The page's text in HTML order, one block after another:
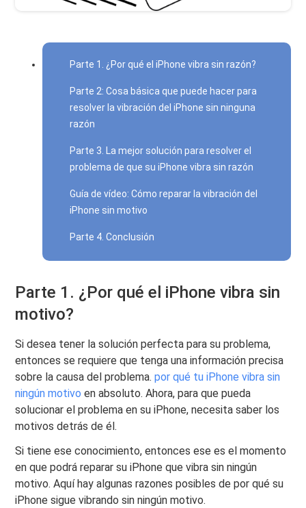
Parte 1. ¿Por qué el iPhone vibra sin razón?
Parte 2: Cosa básica que puede hacer para
resolver la vibración del iPhone sin ninguna
razón
Parte 3. La mejor solución para resolver el
problema de que su iPhone vibra sin razón
Guía de vídeo: Cómo reparar la vibración del
iPhone sin motivo
Parte 4. Conclusión
Parte 1. ¿Por qué el iPhone vibra sin
motivo?
Si desea tener la solución perfecta para su problema,
entonces se requiere que tenga una información precisa
sobre la causa del problema.por qué tu iPhone vibra sin
ningún motivo en absoluto. Ahora, para que pueda
solucionar el problema en su iPhone, necesita saber los
motivos detrás de él.
Si tiene ese conocimiento, entonces ese es el momento
en que podrá reparar su iPhone que vibra sin ningún
motivo. Aquí hay algunas razones posibles de por qué su
iPhone sigue vibrando sin ningún motivo.